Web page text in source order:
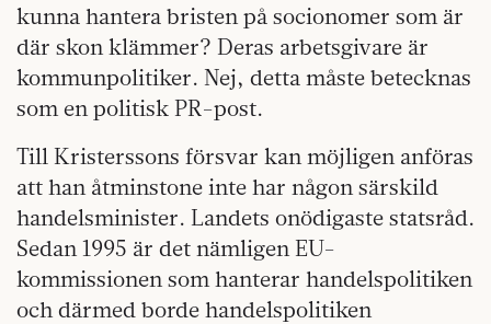
kunna hantera bristen på socionomer som är
där skon klämmer? Deras arbetsgivare är
kommunpolitiker. Nej, detta måste betecknas
som en politisk PR-post.
Till Kristerssons försvar kan möjligen anföras
att han åtminstone inte har någon särskild
handelsminister. Landets onödigaste statsråd.
Sedan 1995 är det nämligen EU-
kommissionen som hanterar handelspolitiken
och därmed borde handelspolitiken